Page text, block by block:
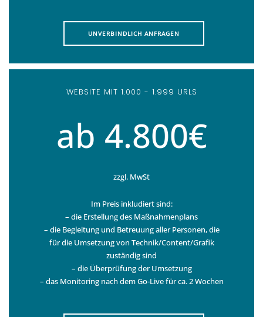
UNVERBINDLICH ANFRAGEN
WEBSITE MIT 1.000 - 1.999 URLS
ab 4.800€
zzgl. MwSt
Im Preis inkludiert sind:
– die Erstellung des Maßnahmenplans
– die Begleitung und Betreuung aller Personen, die
für die Umsetzung von Technik/Content/Grafik
zuständig sind
– die Überprüfung der Umsetzung
– das Monitoring nach dem Go-Live für ca. 2 Wochen